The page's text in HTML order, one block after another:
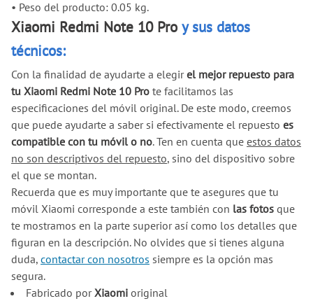
• Peso del producto: 0.05 kg.
Xiaomi Redmi Note 10 Pro y sus datos
técnicos:
Con la finalidad de ayudarte a elegirel mejor repuesto para
tu Xiaomi Redmi Note 10 Pro te facilitamos las
especificaciones del móvil original. De este modo, creemos
que puede ayudarte a saber si efectivamente el repuesto es
compatible con tu móvil o no. Ten en cuenta que estos datos
no son descriptivos del repuesto, sino del dispositivo sobre
el que se montan.
Recuerda que es muy importante que te asegures que tu
móvil Xiaomi corresponde a este también con las fotos que
te mostramos en la parte superior así como los detalles que
figuran en la descripción. No olvides que si tienes alguna
duda, contactar con nosotros siempre es la opción mas
segura.
Fabricado porXiaomioriginal